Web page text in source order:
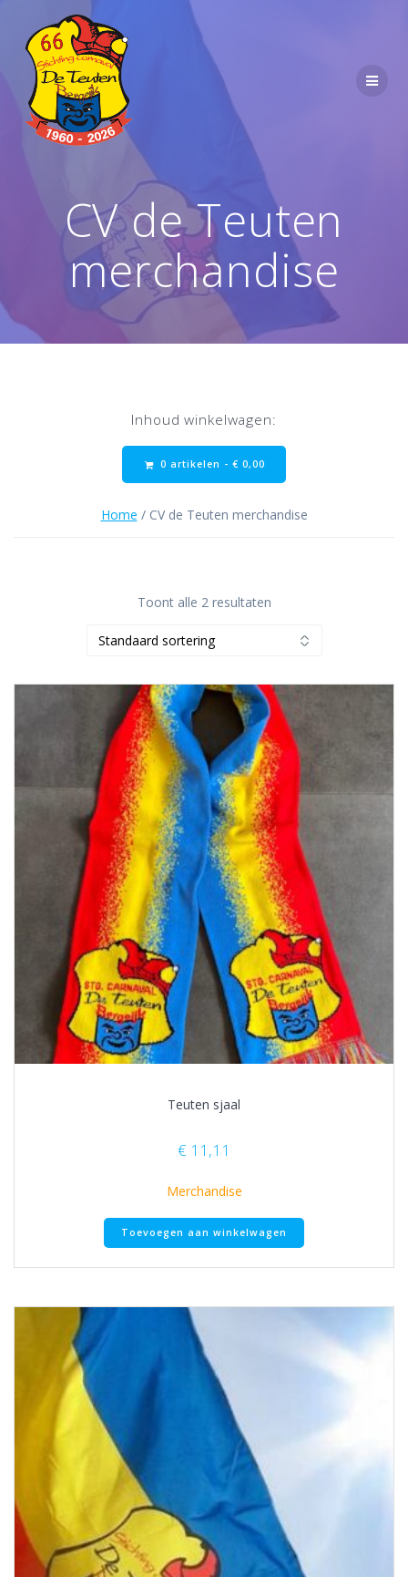
de
inhoud
CV de Teuten
merchandise
Inhoud winkelwagen:
0 artikelen - € 0,00
Home / CV de Teuten merchandise
Toont alle 2 resultaten
Teuten sjaal
€ 11,11
Merchandise
Toevoegen aan winkelwagen